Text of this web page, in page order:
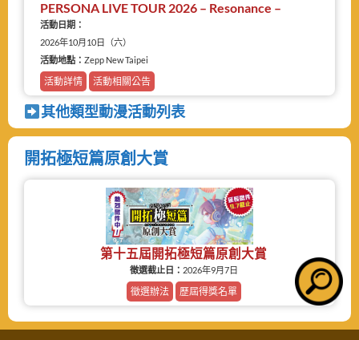
PERSONA LIVE TOUR 2026 – Resonance –
活動日期：
2026年10月10日（六）
活動地點： Zepp New Taipei
活動詳情 活動相關公告
其他類型動漫活動列表
開拓極短篇原創大賞
第十五屆開拓極短篇原創大賞
徵選截止日： 2026年9月7日
徵選辦法 歷屆得獎名單